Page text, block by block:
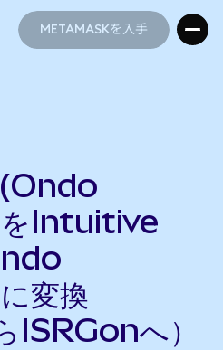
METAMASKを入手
Intuitive
変換
ISRGonへ）